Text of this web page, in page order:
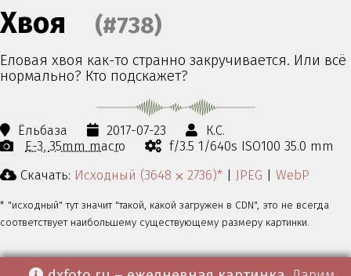
Хвоя (#738)
Еловая хвоя как-то странно закручивается. Или всё
нормально? Кто подскажет?
Ёльбаза 2017-07-23
К.С.
E-3 35mm macro
f/3.5 1/640s ISO100 35.0 mm
Скачать: Исходный (3648 ⨉ 2736)* | JPEG | WebP
* "исходный" тут значит "такой, какой загружен в CDN", это не всегда
соответствует наибольшему существующему размеру картинки.